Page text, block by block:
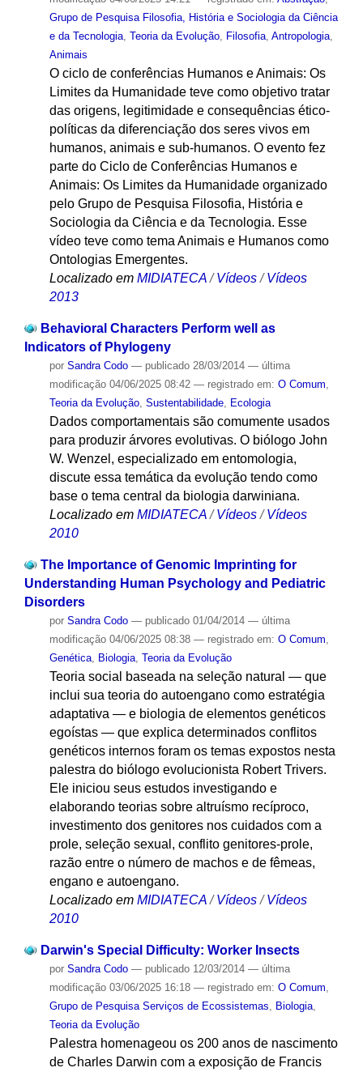
Grupo de Pesquisa Filosofia, História e Sociologia da Ciência
e da Tecnologia, Teoria da Evolução, Filosofia, Antropologia,
Animais
O ciclo de conferências Humanos e Animais: Os
Limites da Humanidade teve como objetivo tratar
das origens, legitimidade e consequências ético-
políticas da diferenciação dos seres vivos em
humanos, animais e sub-humanos. O evento fez
parte do Ciclo de Conferências Humanos e
Animais: Os Limites da Humanidade organizado
pelo Grupo de Pesquisa Filosofia, História e
Sociologia da Ciência e da Tecnologia. Esse
vídeo teve como tema Animais e Humanos como
Ontologias Emergentes.
Localizado em MIDIATECA / Vídeos / Vídeos
2013
Behavioral Characters Perform well as
Indicators of Phylogeny
por Sandra Codo — publicado28/03/2014 — última
modificação04/06/2025 08:42 — registrado em: O Comum,
Teoria da Evolução, Sustentabilidade, Ecologia
Dados comportamentais são comumente usados
para produzir árvores evolutivas. O biólogo John
W. Wenzel, especializado em entomologia,
discute essa temática da evolução tendo como
base o tema central da biologia darwiniana.
Localizado em MIDIATECA /Vídeos /Vídeos
2010
The Importance of Genomic Imprinting for
Understanding Human Psychology and Pediatric
Disorders
por Sandra Codo — publicado01/04/2014 — última
modificação04/06/2025 08:38 — registrado em: O Comum
Genética, Biologia, Teoria da Evolução
Teoria social baseada na seleção natural — que
inclui sua teoria do autoengano como estratégia
adaptativa — e biologia de elementos genéticos
egoístas — que explica determinados conflitos
genéticos internos foram os temas expostos nesta
palestra do biólogo evolucionista Robert Trivers.
Ele iniciou seus estudos investigando e
elaborando teorias sobre altruísmo recíproco,
investimento dos genitores nos cuidados com a
prole, seleção sexual, conflito genitores-prole,
razão entre o número de machos e de fêmeas,
engano e autoengano.
Localizado em MIDIATECA /Vídeos /Vídeos
2010
Darwin's Special Difficulty: Worker Insects
por Sandra Codo — publicado12/03/2014 — última
modificação03/06/2025 16:18 — registrado em: O Comum
Grupo de Pesquisa Serviços de Ecossistemas
Biologia,
Teoria da Evolução
Palestra homenageou os 200 anos de nascimento
de Charles Darwin com a exposição de Francis